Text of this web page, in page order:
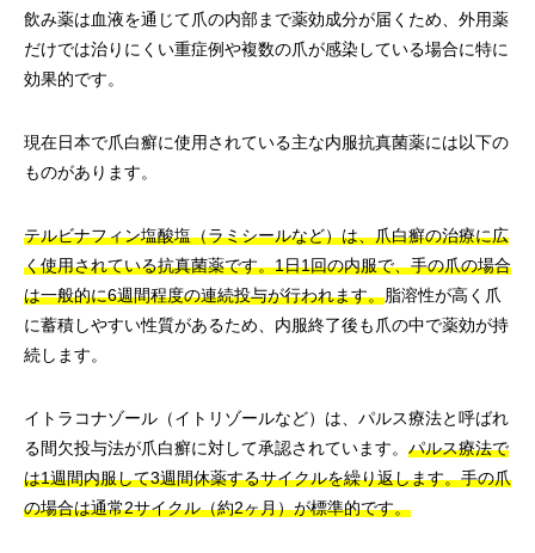
飲み薬は血液を通じて爪の内部まで薬効成分が届くため、外用薬
だけでは治りにくい重症例や複数の爪が感染している場合に特に
効果的です。
現在日本で爪白癬に使用されている主な内服抗真菌薬には以下の
ものがあります。
テルビナフィン塩酸塩（ラミシールなど）は、爪白癬の治療に広
く使用されている抗真菌薬です。1日1回の内服で、手の爪の場合
は一般的に6週間程度の連続投与が行われます。脂溶性が高く爪
に蓄積しやすい性質があるため、内服終了後も爪の中で薬効が持
続します。
イトラコナゾール（イトリゾールなど）は、パルス療法と呼ばれ
る間欠投与法が爪白癬に対して承認されています。 パルス療法で
は1週間内服して3週間休薬するサイクルを繰り返します。手の爪
の場合は通常2サイクル（約2ヶ月）が標準的です。